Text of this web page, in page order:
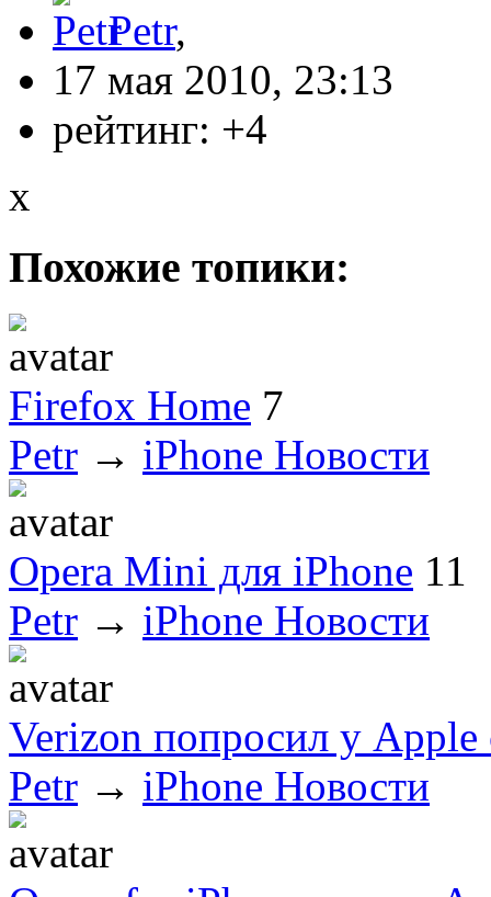
Petr,
17 мая 2010, 23:13
рейтинг: +4
x
Похожие топики:
Firefox Home 7
Petr → iPhone Новости
Opera Mini для iPhone 11
Petr → iPhone Новости
Verizon попросил у Apple
Petr → iPhone Новости